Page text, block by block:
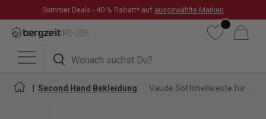
DIREKT ZUM INHALT
Summer Deals - 40 % Rabatt* auf ausgewählte Marken
Suchen
Suchen
WunschlisteWarenkorb
Menü
Second Hand Bekleidung